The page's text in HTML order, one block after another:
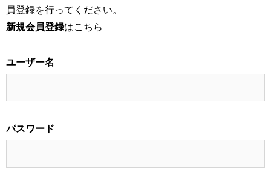
員登録を行ってください。
新規会員登録はこちら
ユーザー名
パスワード